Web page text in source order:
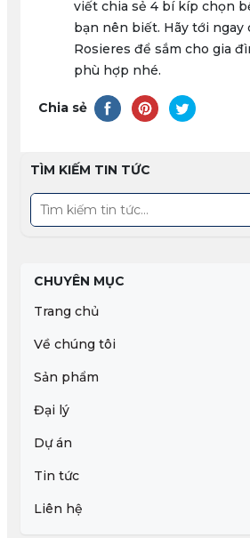
viết chia sẻ 4 bí kíp chọn
bạn nên biết. Hãy tới ngay
Rosieres để sắm cho gia
phù hợp nhé.
Chia sẻ
TÌM KIẾM TIN TỨC
CHUYÊN MỤC
Trang chủ
Về chúng tôi
Sản phẩm
Đại lý
Dự án
Tin tức
Liên hệ